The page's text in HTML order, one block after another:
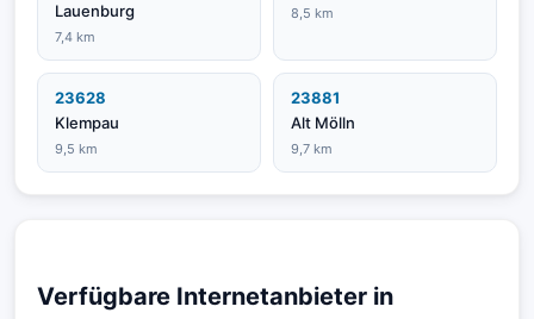
Lauenburg
7,4 km
8,5 km
23628
Klempau
9,5 km
23881
Alt Mölln
9,7 km
Verfügbare Internetanbieter in